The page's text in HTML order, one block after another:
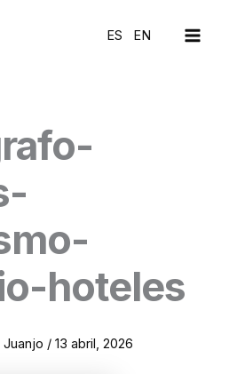
ES EN
hoteles
Juanjo / 13 abril, 2026